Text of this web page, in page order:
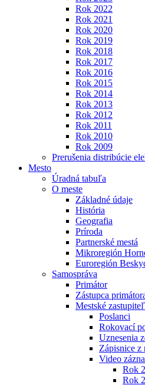
Rok 2022
Rok 2021
Rok 2020
Rok 2019
Rok 2018
Rok 2017
Rok 2016
Rok 2015
Rok 2014
Rok 2013
Rok 2012
Rok 2011
Rok 2010
Rok 2009
Prerušenia distribúcie
Mesto
Úradná tabuľa
O meste
Základné údaje
História
Geografia
Príroda
Partnerské mestá
Mikroregión
Euroregión
Samospráva
Primátor
Zástupca
Mestské
Poslanci
Rokovací
Uznesenia
Zápisnice
Video
Rok
Rok